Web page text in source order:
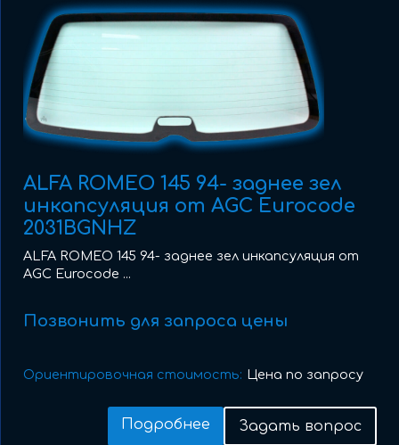
ALFA ROMEO 145 94- заднее зел
инкапсуляция от AGC Eurocode
2031BGNHZ
ALFA ROMEO 145 94- заднее зел инкапсуляция от
AGC Eurocode ...
Позвонить для запроса цены
Ориентировочная стоимость: Цена по запросу
Подробнее Задать вопрос